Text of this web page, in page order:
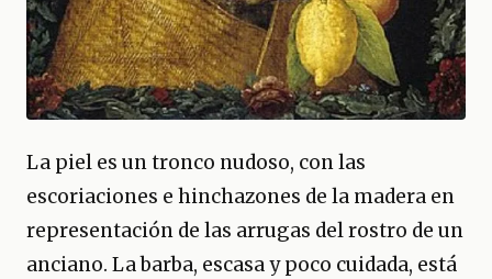
La piel es un tronco nudoso, con las
escoriaciones e hinchazones de la madera en
representación de las arrugas del rostro de un
anciano. La barba, escasa y poco cuidada, está